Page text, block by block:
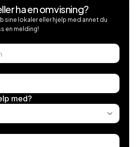
ha en omvisning?
sine lokaler eller hjelp med annet du
en melding!
med?